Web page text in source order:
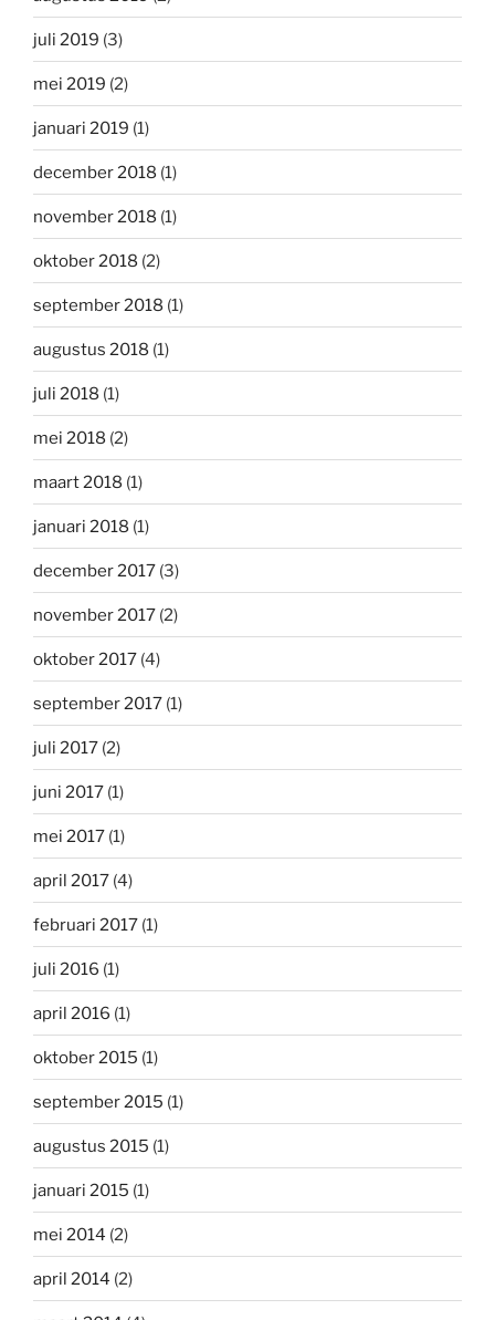
juli 2019 (3)
mei 2019 (2)
januari 2019 (1)
december 2018 (1)
november 2018 (1)
oktober 2018 (2)
september 2018 (1)
augustus 2018 (1)
juli 2018 (1)
mei 2018 (2)
maart 2018 (1)
januari 2018 (1)
december 2017 (3)
november 2017 (2)
oktober 2017 (4)
september 2017 (1)
juli 2017 (2)
juni 2017 (1)
mei 2017 (1)
april 2017 (4)
februari 2017 (1)
juli 2016 (1)
april 2016 (1)
oktober 2015 (1)
september 2015 (1)
augustus 2015 (1)
januari 2015 (1)
mei 2014 (2)
april 2014 (2)